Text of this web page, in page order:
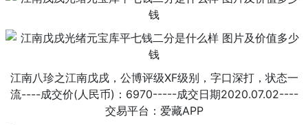
江南八珍之江南戊戌，公博评级XF级别，字口深打，状态一
流----成交价(人民币)：6970-----成交日期2020.07.02----
交易平台：爱藏APP